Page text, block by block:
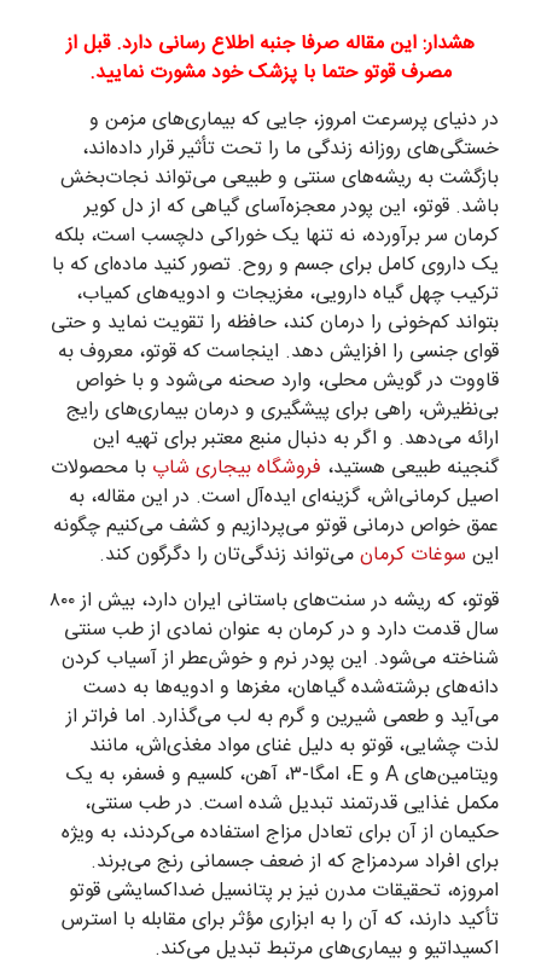
هشدار: این مقاله صرفا جنبه اطلاع رسانی دارد. قبل از
مصرف قوتو حتما با پزشک خود مشورت نمایید.
در دنیای پرسرعت امروز، جایی که بیماری‌های مزمن و
خستگی‌های روزانه زندگی ما را تحت تأثیر قرار داده‌اند،
بازگشت به ریشه‌های سنتی و طبیعی می‌تواند نجات‌بخش
باشد. قوتو، این پودر معجزه‌آسای گیاهی که از دل کویر
کرمان سر برآورده، نه تنها یک خوراکی دلچسب است، بلکه
یک داروی کامل برای جسم و روح. تصور کنید ماده‌ای که با
ترکیب چهل گیاه دارویی، مغزیجات و ادویه‌های کمیاب،
بتواند کم‌خونی را درمان کند، حافظه را تقویت نماید و حتی
قوای جنسی را افزایش دهد. اینجاست که قوتو، معروف به
قاووت در گویش محلی، وارد صحنه می‌شود و با خواص
بی‌نظیرش، راهی برای پیشگیری و درمان بیماری‌های رایج
ارائه می‌دهد. و اگر به دنبال منبع معتبر برای تهیه این
گنجینه طبیعی هستید، فروشگاه بیجاری شاپ با محصولات
اصیل کرمانی‌اش، گزینه‌ای ایده‌آل است. در این مقاله، به
عمق خواص درمانی قوتو می‌پردازیم و کشف می‌کنیم چگونه
این سوغات کرمانمی‌تواند زندگی‌تان را دگرگون کند.
قوتو، که ریشه در سنت‌های باستانی ایران دارد، بیش از ۸۰۰
سال قدمت دارد و در کرمان به عنوان نمادی از طب سنتی
شناخته می‌شود. این پودر نرم و خوش‌عطر از آسیاب کردن
دانه‌های برشته‌شده گیاهان، مغزها و ادویه‌ها به دست
می‌آید و طعمی شیرین و گرم به لب می‌گذارد. اما فراتر از
لذت چشایی، قوتو به دلیل غنای مواد مغذی‌اش، مانند
ویتامین‌های A و E، امگا-۳، آهن، کلسیم و فسفر، به یک
مکمل غذایی قدرتمند تبدیل شده است. در طب سنتی،
حکیمان از آن برای تعادل مزاج استفاده می‌کردند، به ویژه
برای افراد سردمزاج که از ضعف جسمانی رنج می‌برند.
امروزه، تحقیقات مدرن نیز بر پتانسیل ضداکسایشی قوتو
تأکید دارند، که آن را به ابزاری مؤثر برای مقابله با استرس
اکسیداتیو و بیماری‌های مرتبط تبدیل می‌کند.